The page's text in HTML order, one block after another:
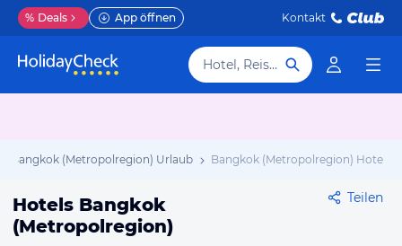
% Deals App öffnen Kontakt
Hotel, Reiseziel
Bangkok (Metropolregion) Urlaub Bangkok (Metropolregion) Hotels
Hotels Bangkok
(Metropolregion)
Teilen